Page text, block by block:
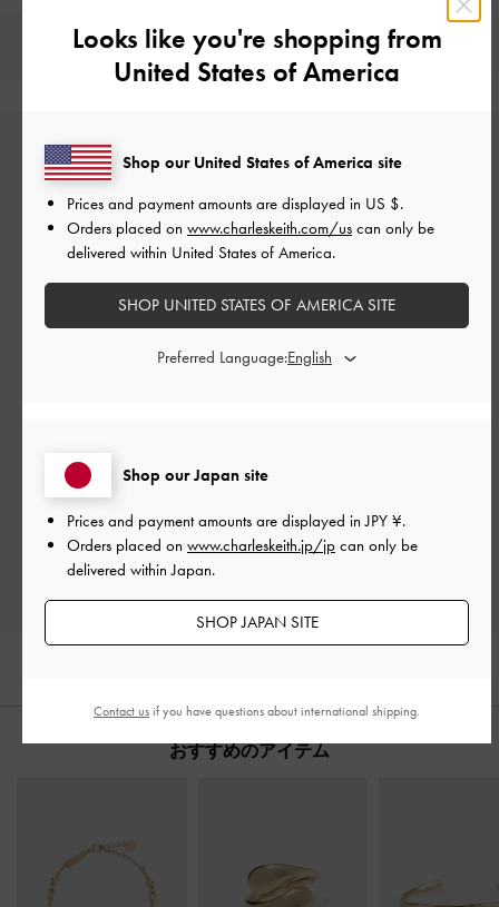
レビューは購入した方のみ投稿ができます。
カスタマーレビュー
Let us know what you think
レビューを書く
おすすめのアイテム
Looks like you're shopping from
United States of America
Shop our Japan site
Prices and payment amounts are displayed inJPY ¥.
Orders placed on www.charleskeith.jp/jp can only be
delivered within Japan.
SHOP JAPAN SITE
Shop our United States of America site
Prices and payment amounts are displayed in US $.
Orders placed on www.charleskeith.com/us can only be
delivered within United States of America.
SHOP UNITED STATES OF AMERICA SITE
Preferred Language:
Contact usif you have questions about international shipping.